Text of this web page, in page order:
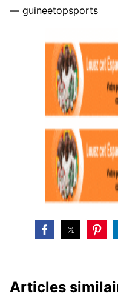
— guineetopsports
Articles